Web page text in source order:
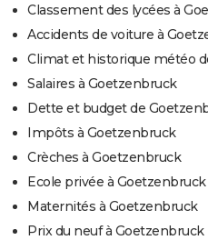
Classement des lycées à
Accidents de voiture à
Climat et historique météo
Salaires à Goetzenbruck
Dette et budget de
Impôts à Goetzenbruck
Crèches à Goetzenbruck
Ecole privée à Goetzenbruck
Maternités à Goetzenbruck
Prix du neuf à Goetzenbruck